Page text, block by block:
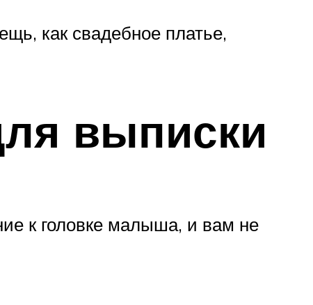
как свадебное платье,
выписки
к головке малыша, и вам не